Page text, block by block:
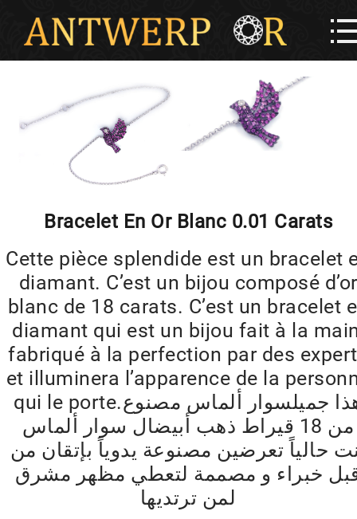
Bracelet En Or Blanc 0.01 Carats
Cette pièce splendide est un bracelet
diamant. C’est un bijou composé d’or
blanc de 18 carats. C’est un bracelet
diamant qui est un bijou fait à la
fabriqué à la perfection par des
et illuminera l’apparence de la
qui le porte.هذا جميلسوار ألماس مصنوع
من 18 قيراط ذهب أبيضال سوار ألماس
حالياً تعرضين مصنوعة يدوياً بإتقان من
خبراء و مصممة لتعطي مظهر مشرق
لمن ترتديها